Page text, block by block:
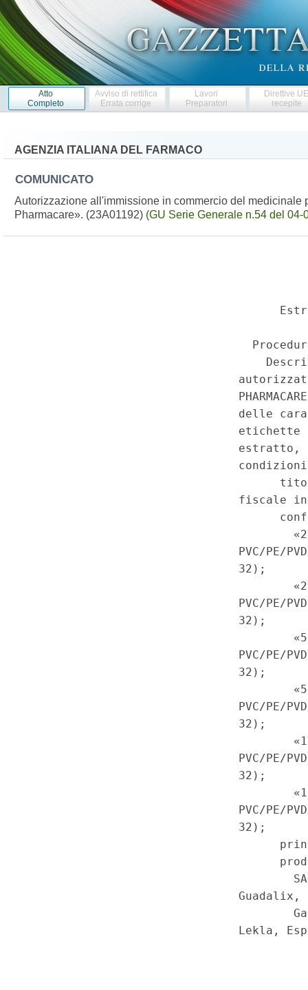
Atto
Completo
Avviso di rettifica
Errata corrige
Lavori
Preparatori
Direttive
recepite
AGENZIA ITALIANA DEL FARMACO
COMUNICATO
Autorizzazione all'immissione in commercio del
Pharmacare». (23A01192) (GU Serie Generale n.54 del 04-